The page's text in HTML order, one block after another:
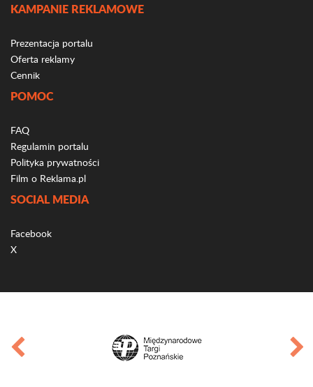
KAMPANIE REKLAMOWE
Prezentacja portalu
Oferta reklamy
Cennik
POMOC
FAQ
Regulamin portalu
Polityka prywatności
Film o Reklama.pl
SOCIAL MEDIA
Facebook
X